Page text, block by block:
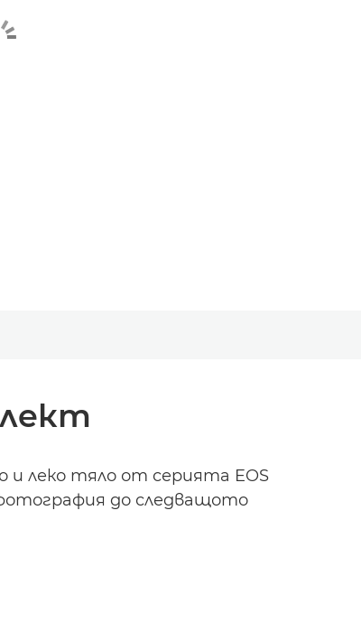
и леко тяло от серията EOS
до следващото